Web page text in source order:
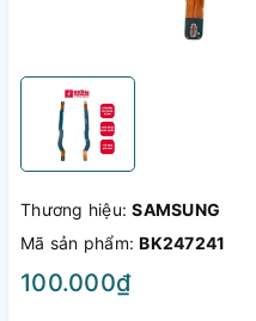
Thương hiệu:SAMSUNG
Mã sản phẩm:BK247241
100.000₫